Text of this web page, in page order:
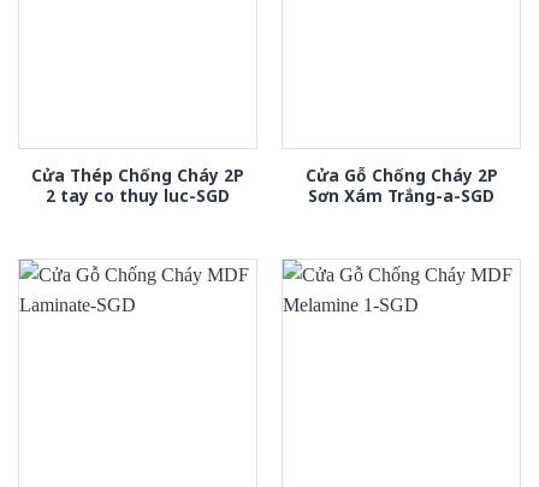
Cửa Thép Chống Cháy 2P
2 tay co thuy luc-SGD
Cửa Gỗ Chống Cháy 2P
Sơn Xám Trắng-a-SGD